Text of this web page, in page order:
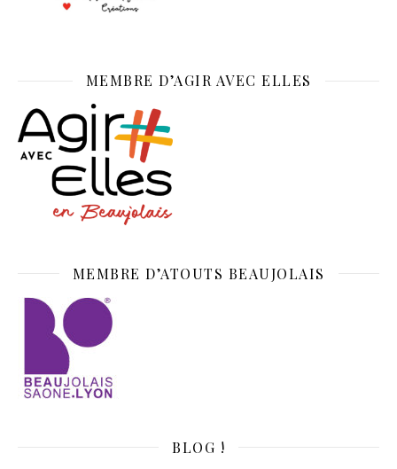
MEMBRE D’AGIR AVEC ELLES
MEMBRE D’ATOUTS BEAUJOLAIS
BLOG !